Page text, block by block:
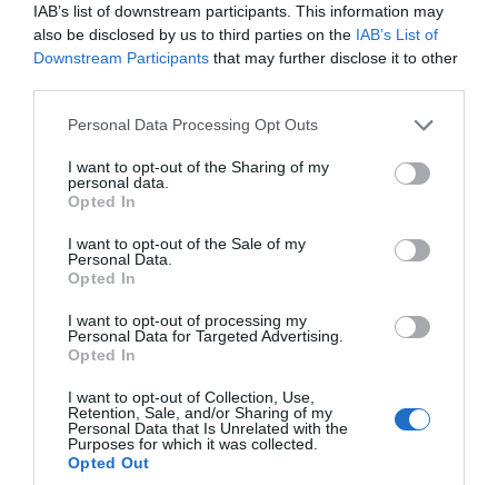
IAB’s list of downstream participants. This information may
also be disclosed by us to third parties on the IAB’s List of
Downstream Participants that may further disclose it to other
Please note that this website/app uses one or more Google
not limited to your visit or usage behaviour. You may click to
grant or deny consent to Google and its third-party tags to
use your data for below specified purposes in below Google
consent section.
Personal Data Processing Opt Outs
I want to opt-out of the Sharing of my
personal data.
Opted In
I want to opt-out of the Sale of my
Personal Data.
Opted In
I want to opt-out of processing my
Personal Data for Targeted Advertising.
Opted In
I want to opt-out of Collection, Use,
Retention, Sale, and/or Sharing of my
Personal Data that Is Unrelated with the
Purposes for which it was collected.
Opted Out
Ο μεγαλύτερος γιος, Σόντρε, απέκτησε μια κόρη
το 2023 με τη σύντροφό του, γεγονός που έκανε
τον Στάλε και την Άννικεν παππού και γιαγιά,
ενώ η Ίντα έγινε θεία.
Σόλμπακεν
Η ζωή της οικογένειας Σόλμπακεν θα μπορούσε
να είχε εξελιχθεί διαφορετικά, καθώς ο Στάλε
υπέστη καρδιακή προσβολή τον Μάρτιο του
2001 κατά τη διάρκεια προπόνησης με την
Κοπεγχάγη.
Αρχικά του παρασχέθηκαν πρώτες βοήθειες